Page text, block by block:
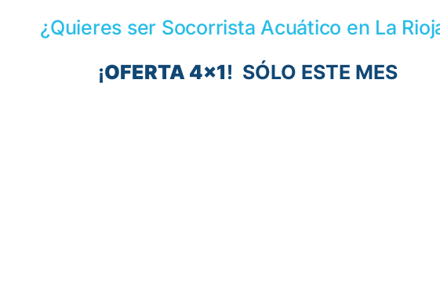
¿Quieres ser Socorrista Acuático en La
¡OFERTA 4×1! SÓLO ESTE MES